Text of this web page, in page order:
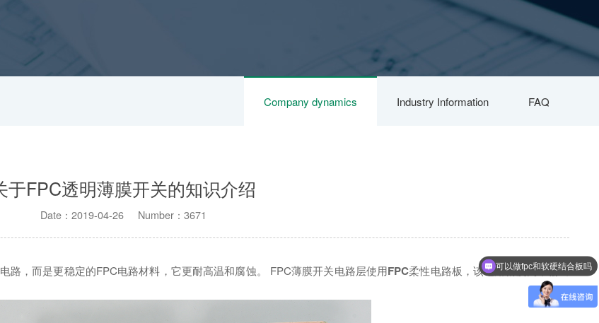
Company dynamics Industry Information FAQ
于FPC透明薄膜开关的知识介绍
Date：2019-04-26 Number：3671
，而是更稳定的FPC电路材料，它更耐高温和腐蚀。 FPC薄膜开关电路层使用FPC柔性电路板，该电路精度高，输出
可以做fpc和软硬结合板吗